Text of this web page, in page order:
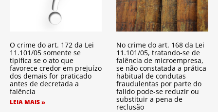
O crime do art. 172 da Lei
11.101/05 somente se
tipifica se o ato que
favorece credor em prejuízo
dos demais for praticado
antes de decretada a
falência
LEIA MAIS »
No crime do art. 168 da Lei
11.101/05, tratando-se de
falência de microempresa,
se não constatada a prática
habitual de condutas
fraudulentas por parte do
falido pode-se reduzir ou
substituir a pena de
reclusão